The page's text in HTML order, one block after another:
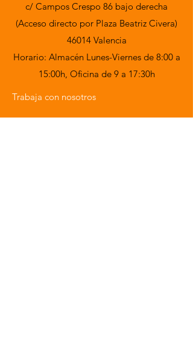
c/ Campos Crespo 86 bajo derecha
(Acceso directo por Plaza Beatriz Civera)
46014 Valencia
Horario: Almacén Lunes-Viernes de 8:00 a
15:00h, Oficina de 9 a 17:30h
Trabaja con nosotros